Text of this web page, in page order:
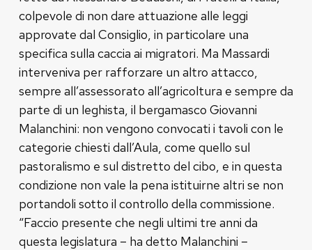
colpevole di non dare attuazione alle leggi
approvate dal Consiglio, in particolare una
specifica sulla caccia ai migratori. Ma Massardi
interveniva per rafforzare un altro attacco,
sempre all’assessorato all’agricoltura e sempre da
parte di un leghista, il bergamasco Giovanni
Malanchini: non vengono convocati i tavoli con le
categorie chiesti dall’Aula, come quello sul
pastoralismo e sul distretto del cibo, e in questa
condizione non vale la pena istituirne altri se non
portandoli sotto il controllo della commissione.
“Faccio presente che negli ultimi tre anni da
questa legislatura – ha detto Malanchini –